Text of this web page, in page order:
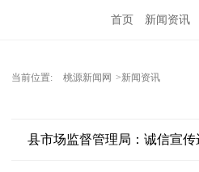
首页 新闻资讯
当前位置: 桃源新闻网 >新闻资讯
县市场监督管理局：诚信宣